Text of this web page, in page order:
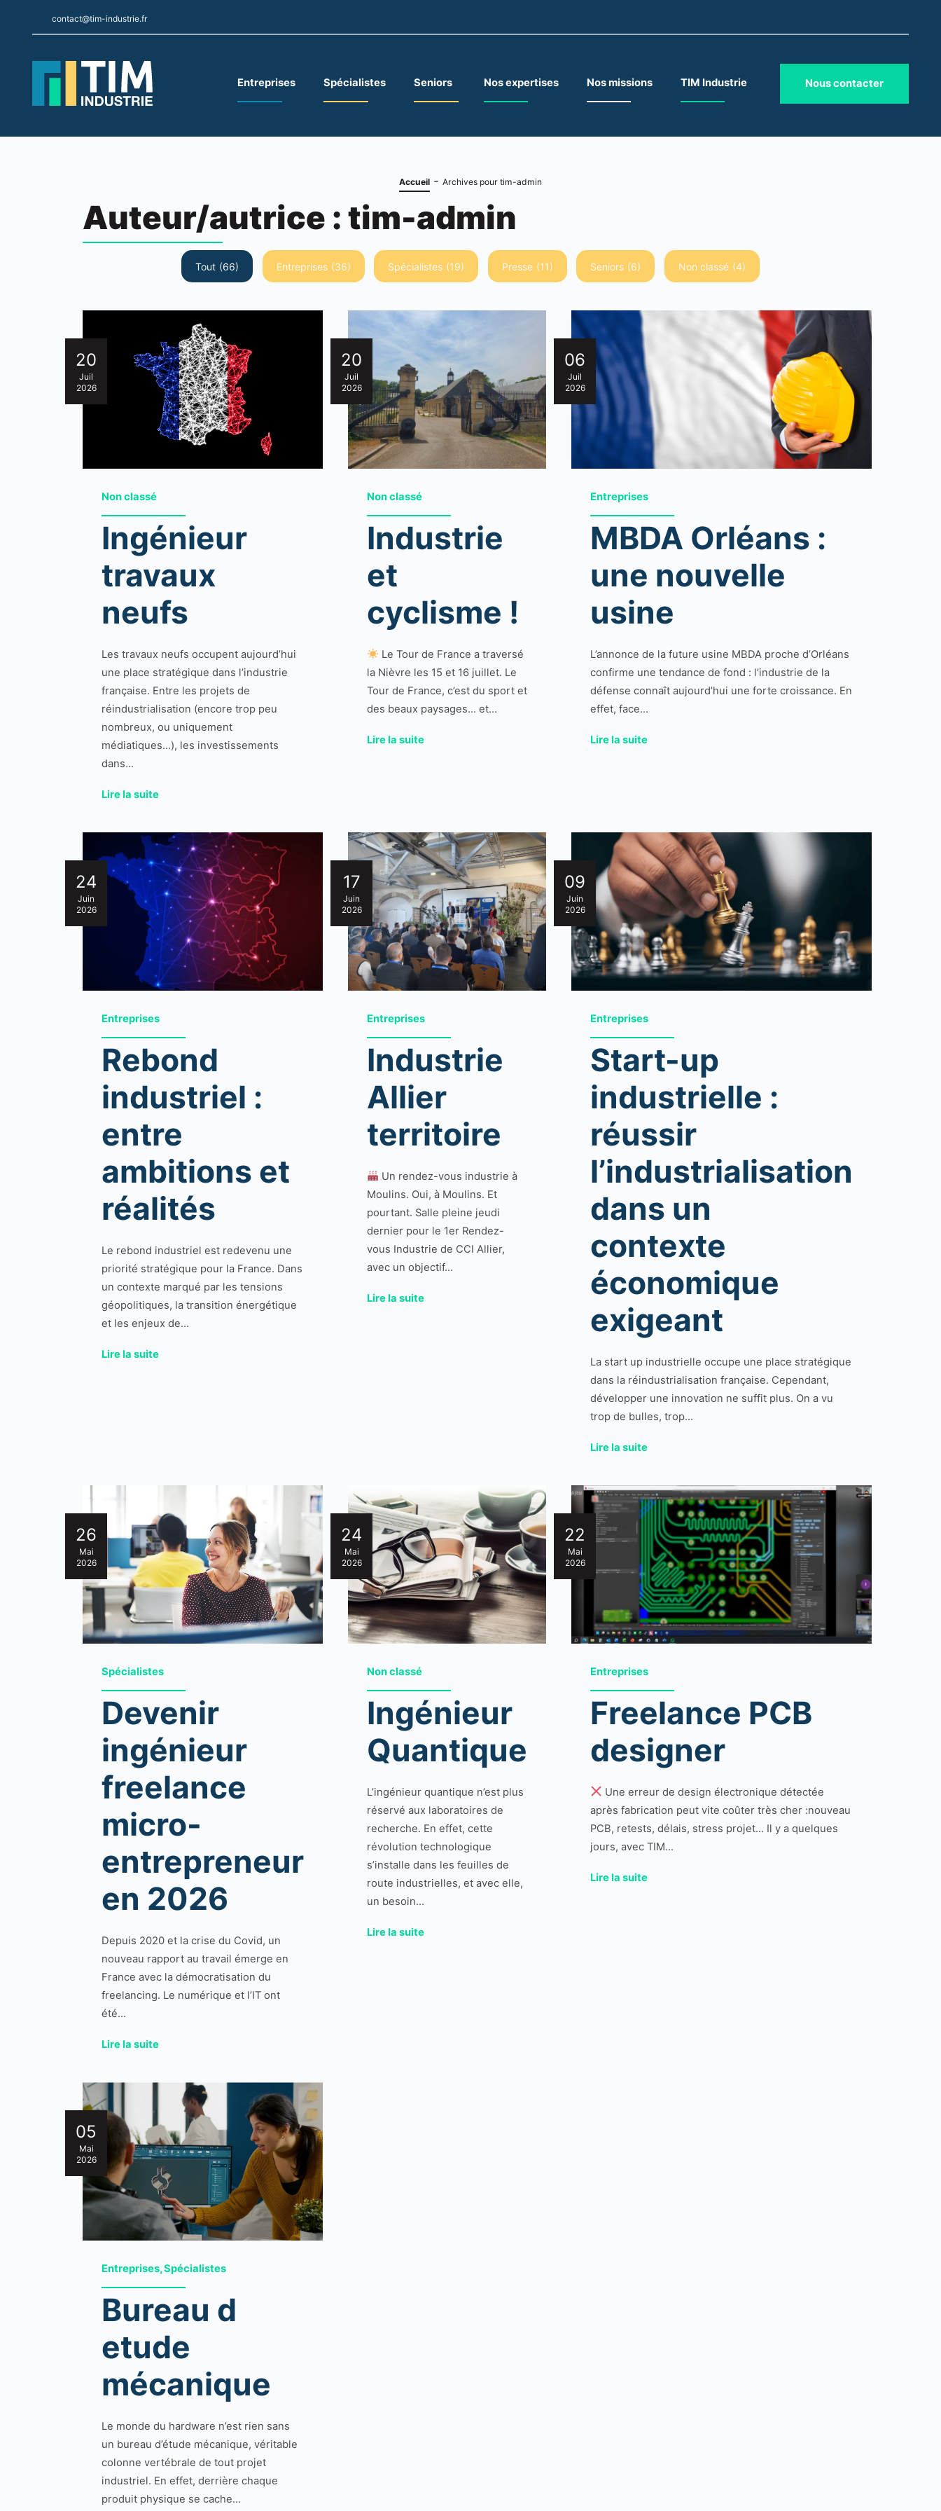
contact@tim-industrie.fr
Entreprises Spécialistes Seniors Nos expertises Nos missions TIM Industrie Nous contacter
Accueil- Archives pour tim-admin
Auteur/autrice :tim-admin
Tout (66) Entreprises (36) Spécialistes (19) Presse (11) Seniors (6) Non classé (4)
20
Juil
2026
Non classé
Ingénieur
travaux
neufs
Les travaux neufs occupent aujourd’hui
une place stratégique dans l’industrie
française. Entre les projets de
réindustrialisation (encore trop peu
nombreux, ou uniquement
médiatiques…), les investissements
dans...
Lire la suite
20
Juil
2026
Non classé
Industrie
et
cyclisme !
Le Tour de France a traversé
la Nièvre les 15 et 16 juillet. Le
Tour de France, c’est du sport et
des beaux paysages… et...
Lire la suite
06
Juil
2026
Entreprises
MBDA Orléans :
une nouvelle
usine
L’annonce de la future usine MBDA proche d’Orléans
confirme une tendance de fond : l’industrie de la
défense connaît aujourd’hui une forte croissance. En
effet, face...
Lire la suite
24
Juin
2026
Entreprises
Rebond
industriel :
entre
ambitions et
réalités
Le rebond industriel est redevenu une
priorité stratégique pour la France. Dans
un contexte marqué par les tensions
géopolitiques, la transition énergétique
et les enjeux de...
Lire la suite
17
Juin
2026
Entreprises
Industrie
Allier
territoire
Un rendez-vous industrie à
Moulins. Oui, à Moulins. Et
pourtant. Salle pleine jeudi
dernier pour le 1er Rendez-
vous Industrie de CCI Allier,
avec un objectif...
Lire la suite
09
Juin
2026
Entreprises
Start-up
industrielle :
réussir
l’industrialisation
dans un
contexte
économique
exigeant
La start up industrielle occupe une place stratégique
dans la réindustrialisation française. Cependant,
développer une innovation ne suffit plus. On a vu
trop de bulles, trop...
Lire la suite
26
Mai
2026
Spécialistes
Devenir
ingénieur
freelance
micro-
entrepreneur
en 2026
Depuis 2020 et la crise du Covid, un
nouveau rapport au travail émerge en
France avec la démocratisation du
freelancing. Le numérique et l’IT ont
été...
Lire la suite
24
Mai
2026
Non classé
Ingénieur
Quantique
L’ingénieur quantique n’est plus
réservé aux laboratoires de
recherche. En effet, cette
révolution technologique
s’installe dans les feuilles de
route industrielles, et avec elle,
un besoin...
Lire la suite
22
Mai
2026
Entreprises
Freelance PCB
designer
Une erreur de design électronique détectée
après fabrication peut vite coûter très cher :nouveau
PCB, retests, délais, stress projet… Il y a quelques
jours, avec TIM...
Lire la suite
05
Mai
2026
Entreprises, Spécialistes
Bureau d
etude
mécanique
Le monde du hardware n’est rien sans
un bureau d’étude mécanique, véritable
colonne vertébrale de tout projet
industriel. En effet, derrière chaque
produit physique se cache...